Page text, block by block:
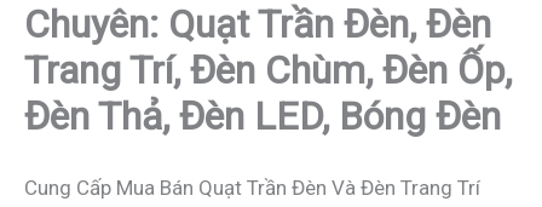
Chuyên: Quạt Trần Đèn, Đèn
Trang Trí, Đèn Chùm, Đèn Ốp,
Đèn Thả, Đèn LED, Bóng Đèn
Cung Cấp Mua Bán Quạt Trần Đèn Và Đèn Trang Trí